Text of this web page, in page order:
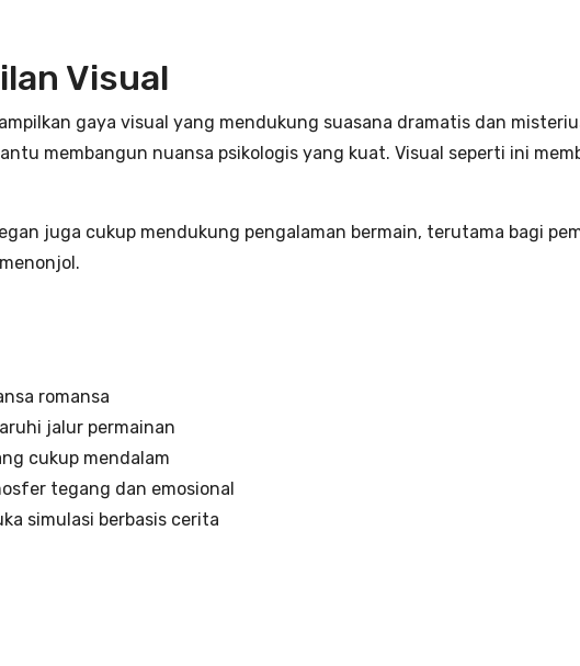
Visual
gaya visual yang mendukung suasana dramatis dan
membangun nuansa psikologis yang kuat. Visual seperti ini
juga cukup mendukung pengalaman bermain, terutama bagi
romansa
jalur permainan
cukup mendalam
tegang dan emosional
simulasi berbasis cerita